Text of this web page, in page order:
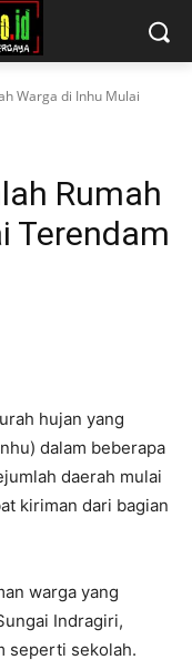
Warga di Inhu Mulai
Rumah
Terendam
hujan yang
dalam beberapa
daerah mulai
kiriman dari bagian
warga yang
Indragiri,
seperti sekolah.